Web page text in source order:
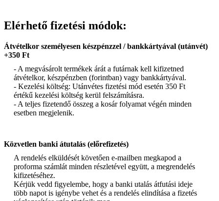
Elérhető fizetési módok:
Átvételkor személyesen készpénzzel / bankkártyával (utánvét)
+350 Ft
- A megvásárolt termékek árát a futárnak kell kifizetned
átvételkor, készpénzben (forintban) vagy bankkártyával.
- Kezelési költség: Utánvétes fizetési mód esetén 350 Ft
értékű kezelési költség kerül felszámításra.
- A teljes fizetendő összeg a kosár folyamat végén minden
esetben megjelenik.
Közvetlen banki átutalás (előrefizetés)
A rendelés elküldését követően e-mailben megkapod a
proforma számlát minden részletével együtt, a megrendelés
kifizetéséhez.
Kérjük vedd figyelembe, hogy a banki utalás átfutási ideje
több napot is igénybe vehet és a rendelés elindítása a fizetés